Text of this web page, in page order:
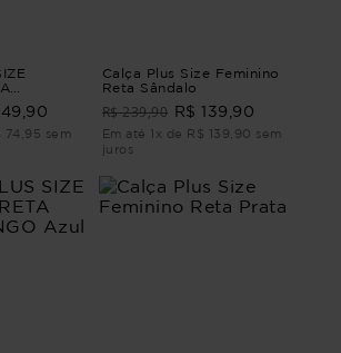
Azul
74,95 sem
Calça Plus Size Feminino
Reta Sândalo
R$ 239,90 R$ 139,90
Em até 1x de R$ 139,90 sem
juros